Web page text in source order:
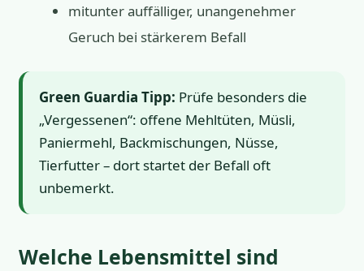
mitunter auffälliger, unangenehmer
Geruch bei stärkerem Befall
Green Guardia Tipp: Prüfe besonders die
„Vergessenen“: offene Mehltüten, Müsli,
Paniermehl, Backmischungen, Nüsse,
Tierfutter – dort startet der Befall oft
unbemerkt.
Welche Lebensmittel sind